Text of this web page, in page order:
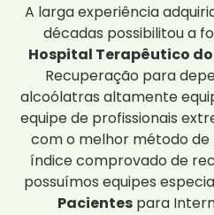
A larga experiência
décadas possibilitou a
Hospital Terapêutico
Recuperação para
alcoólatras altamente
equipe de profissionais
com o melhor método
índice comprovado de
possuímos equipes
Pacientes para